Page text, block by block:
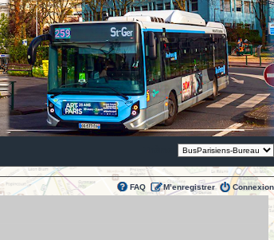
FAQ M’enregistrer Connexion